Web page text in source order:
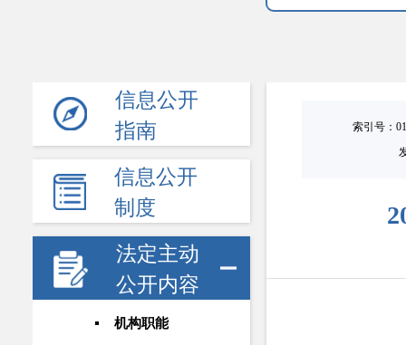
信息公开
指南
信息公开
制度
法定主动
公开内容
机构职能
索引号：